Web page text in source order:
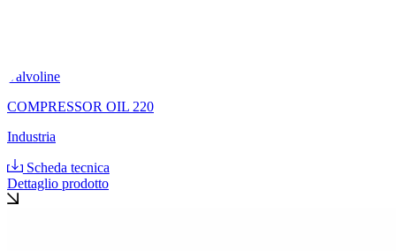
Valvoline
COMPRESSOR OIL 220
Industria
Scheda tecnica
Dettaglio prodotto